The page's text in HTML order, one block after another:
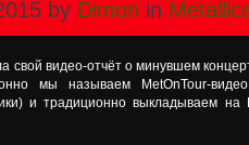
by Dimon in
свой видео-отчёт о минувшем
мы называем MetOnTour-
и традиционно выкладываем на